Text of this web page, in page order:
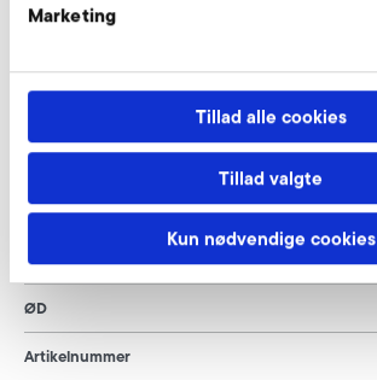
Marketing
Tillad alle cookies
Tillad valgte
Kun nødvendige cookies
ØLK
Ød
A
L
X°
ØD
Artikelnummer